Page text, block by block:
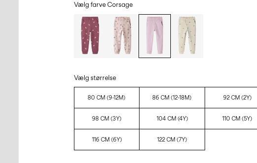
Vælg farveCorsage
Vælg størrelse
80 CM (9-12M) 86 CM (12-18M) 92 CM (2Y)
98 CM (3Y) 104 CM (4Y) 110 CM (5Y)
116 CM (6Y) 122 CM (7Y)